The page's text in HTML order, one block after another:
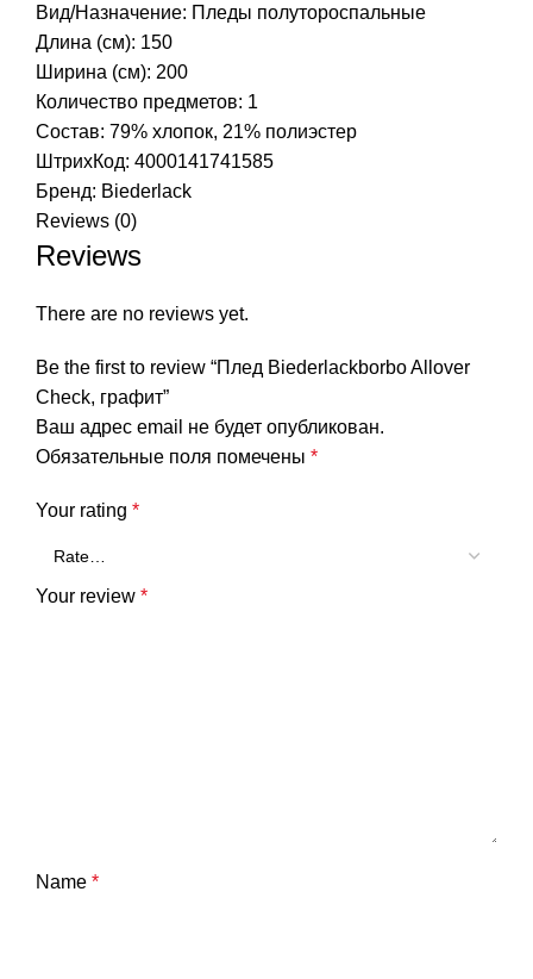
Вид/Назначение: Пледы полутороспальные
Длина (см): 150
Ширина (см): 200
Количество предметов: 1
Состав: 79% хлопок, 21% полиэстер
ШтрихКод: 4000141741585
Бренд: Biederlack
Reviews (0)
Reviews
There are no reviews yet.
Be the first to review “Плед Biederlackborbo Allover
Check, графит”
Ваш адрес email не будет опубликован.
Обязательные поля помечены *
Your rating *
Your review *
Name *